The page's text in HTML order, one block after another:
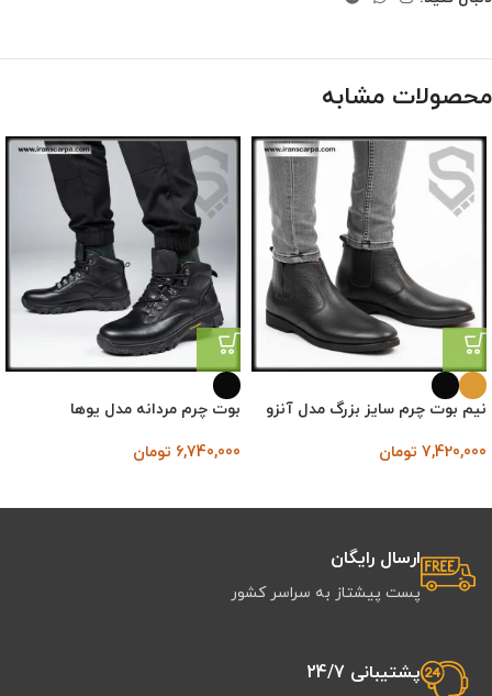
محصولات مشابه
نیم بوت چرم سایز بزرگ مدل آنزو
7,420,000 تومان
بوت چرم مردانه مدل یوها
6,740,000 تومان
ارسال رایگان
پست پیشتاز به سراسر کشور
پشتیبانی 24/7